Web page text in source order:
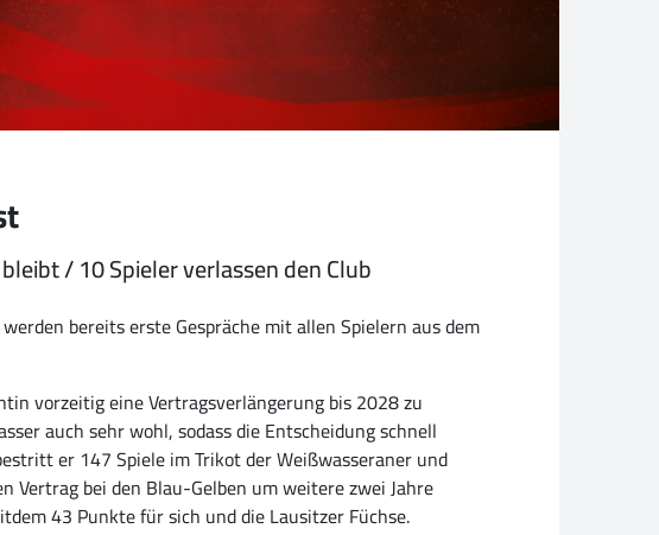
/ 10 Spieler verlassen den Club
bereits erste Gespräche mit allen Spielern aus dem
vorzeitig eine Vertragsverlängerung bis 2028 zu
auch sehr wohl, sodass die Entscheidung schnell
er 147 Spiele im Trikot der Weißwasseraner und
bei den Blau-Gelben um weitere zwei Jahre
43 Punkte für sich und die Lausitzer Füchse.